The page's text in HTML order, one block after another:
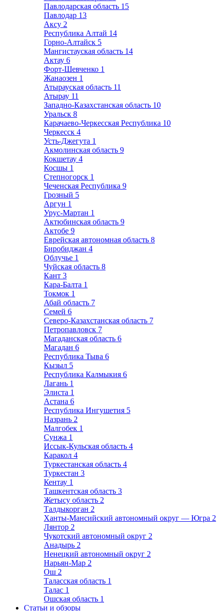
Павлодарская область 15
Павлодар 13
Аксу 2
Республика Алтай 14
Горно-Алтайск 5
Мангистауская область 14
Актау 6
Форт-Шевченко 1
Жанаозен 1
Атырауская область 11
Атырау 11
Западно-Казахстанская область 10
Уральск 8
Карачаево-Черкесская Республика 10
Черкесск 4
Усть-Джегута 1
Акмолинская область 9
Кокшетау 4
Косшы 1
Степногорск 1
Чеченская Республика 9
Грозный 5
Аргун 1
Урус-Мартан 1
Актюбинская область 9
Актобе 9
Еврейская автономная область 8
Биробиджан 4
Облучье 1
Чуйская область 8
Кант 3
Кара-Балта 1
Токмок 1
Абай область 7
Семей 6
Северо-Казахстанская область 7
Петропавловск 7
Магаданская область 6
Магадан 6
Республика Тыва 6
Кызыл 5
Республика Калмыкия 6
Лагань 1
Элиста 1
Астана 6
Республика Ингушетия 5
Назрань 2
Малгобек 1
Сунжа 1
Иссык-Кульская область 4
Каракол 4
Туркестанская область 4
Туркестан 3
Кентау 1
Ташкентская область 3
Жетысу область 2
Талдыкорган 2
Ханты-Мансийский автономный округ — Югра 2
Лянтор 2
Чукотский автономный округ 2
Анадырь 2
Ненецкий автономный округ 2
Нарьян-Мар 2
Ош 2
Таласская область 1
Талас 1
Ошская область 1
Статьи и обзоры